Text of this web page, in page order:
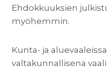
Ehdokkuuksien
myöhemmin.
Kunta- ja
valtakunnallisena